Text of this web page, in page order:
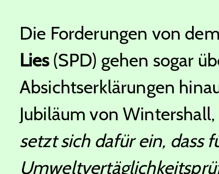
Die Forderungen von
Lies(SPD) gehen sogar
Absichtserklärungen
Jubiläum von
setzt sich dafür ein, dass